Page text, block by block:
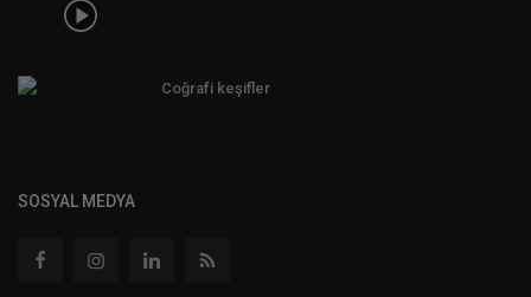
Coğrafi keşifler
SOSYAL MEDYA